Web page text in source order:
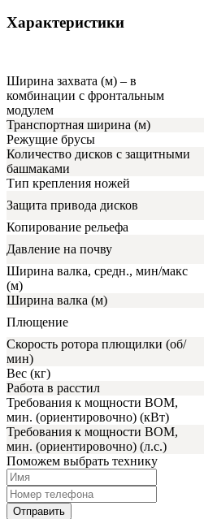
Характеристики
Ширина захвата (м) – в
комбинации с фронтальным
модулем
Транспортная ширина (м)
Режущие брусы
Количество дисков с защитными
башмаками
Тип крепления ножей
Защита привода дисков
Копирование рельефа
Давление на почву
Ширина валка, средн., мин/макс
(м)
Ширина валка (м)
Плющение
Скорость ротора плющилки (об/
мин)
Вес (кг)
Работа в расстил
Требования к мощности ВОМ,
мин. (ориентировочно) (кВт)
Требования к мощности ВОМ,
мин. (ориентировочно) (л.с.)
Поможем выбрать технику